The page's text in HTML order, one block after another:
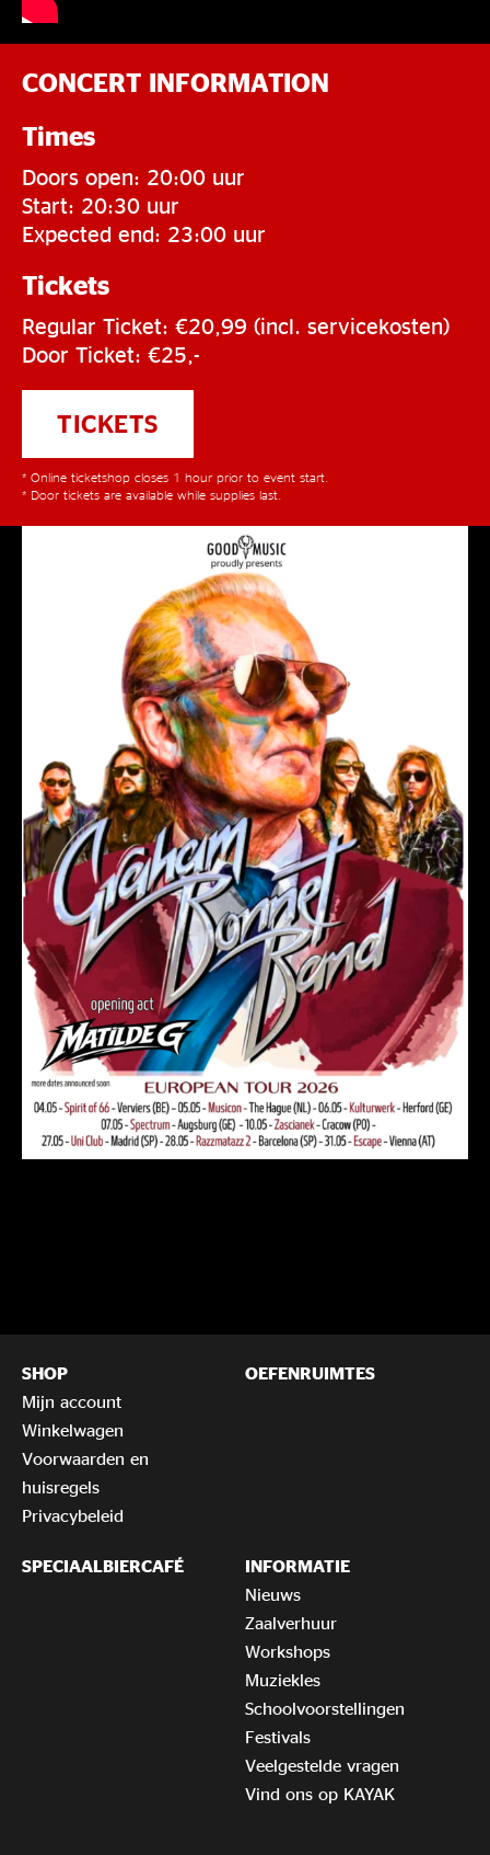
CONCERT INFORMATION
Times
Doors open: 20:00 uur
Start: 20:30 uur
Expected end: 23:00 uur
Tickets
Regular Ticket: €20,99 (incl. servicekosten)
Door Ticket: €25,-
TICKETS
* Online ticketshop closes 1 hour prior to event start.
* Door tickets are available while supplies last.
SHOP
Mijn account
Winkelwagen
Voorwaarden en
huisregels
Privacybeleid
OEFENRUIMTES
SPECIAALBIERCAFÉ
INFORMATIE
Nieuws
Zaalverhuur
Workshops
Muziekles
Schoolvoorstellingen
Festivals
Veelgestelde vragen
Vind ons op KAYAK